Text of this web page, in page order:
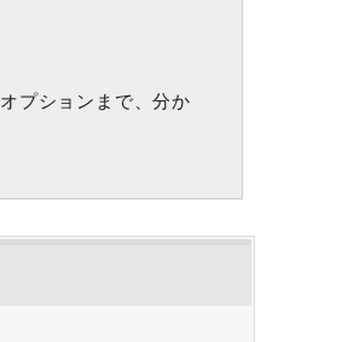
プションまで、分か